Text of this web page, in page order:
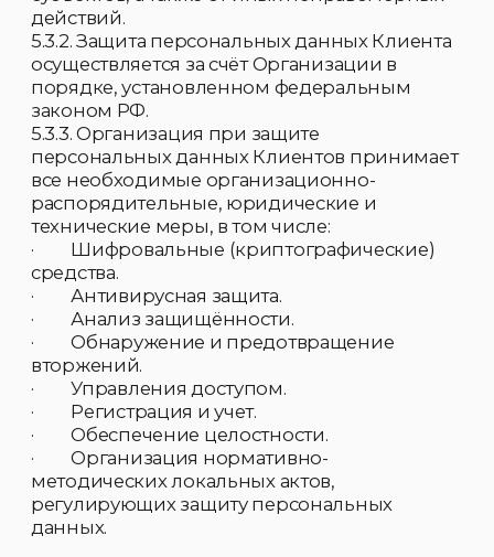
электронных папках и файлах в
персональных компьютерах Генерального
директора и сотрудников, допущенных к
обработке персональных данных Клиентов.
5.4.3. Документы, содержащие
персональные данные Клиентов, хранятся в
запирающихся шкафах (сейфах),
обеспечивающих защиту от
несанкционированного доступа. В конце
рабочего дня все документы, содержащие
персональные данные Клиентов,
помещаются в шкафы (сейфы),
обеспечивающие защиту от
5.4.4. Защита доступа к электронным базам
данных, содержащим персональные
данные Клиентов, обеспечивается:
· Использованием лицензированных
антивирусных и антихакерских программ,
не допускающих несанкционированный
вход в локальную сеть Организации.
· Разграничением прав доступа с
использованием учетной записи.
· Двух ступенчатой системой паролей: на
уровне локальной компьютерной сети и на
уровне баз данных. Пароли устанавливаются
Системным администратором Организации
и сообщаются индивидуально сотрудникам,
имеющим доступ к персональным данным
Клиентов.
5.4.4.1. Несанкционированный вход в ПК, в
которых содержатся персональные данные